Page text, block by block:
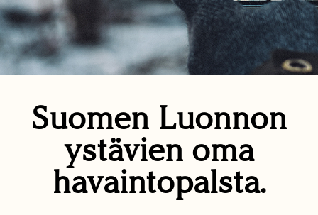
Suomen Luonnon
ystävien oma
havaintopalsta.